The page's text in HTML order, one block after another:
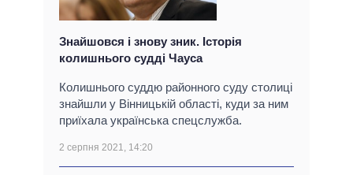
Знайшовся і знову зник. Історія
колишнього судді Чауса
Колишнього суддю районного суду столиці
знайшли у Вінницькій області, куди за ним
приїхала українська спецслужба.
2 серпня 2021, 14:20